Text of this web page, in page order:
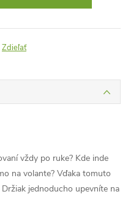
Zdieľať
vždy po ruke? Kde inde
na volante? Vďaka tomuto
jednoducho upevníte na